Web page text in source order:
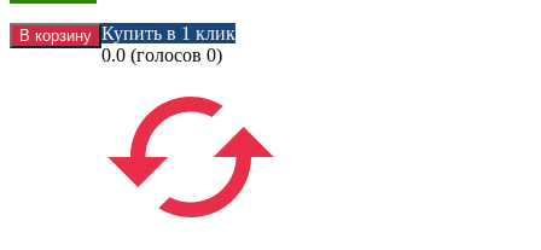
Купить в 1 клик
0.0 (голосов 0)